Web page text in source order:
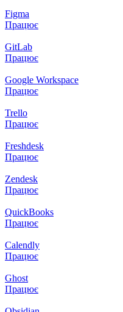
Figma
Працює
GitLab
Працює
Google Workspace
Працює
Trello
Працює
Freshdesk
Працює
Zendesk
Працює
QuickBooks
Працює
Calendly
Працює
Ghost
Працює